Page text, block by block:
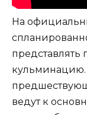
На
кульминацию.
ведут к